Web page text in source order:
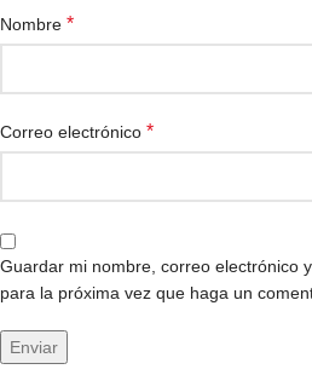
Nombre *
Correo electrónico *
Guardar mi nombre, correo electrónico
para la próxima vez que haga un